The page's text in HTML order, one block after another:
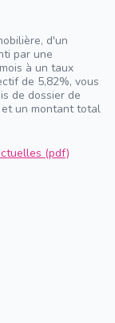
d'un
par une
à un taux
de 5,82%, vous
de dossier de
un montant total
(pdf)